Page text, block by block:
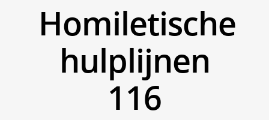
Homiletische
hulplijnen
116